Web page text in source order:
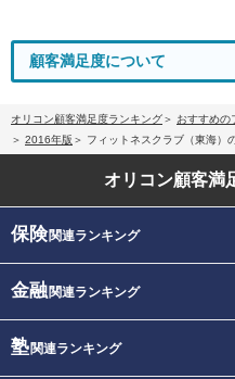
顧客満足度について
オリコン顧客満足度ランキング
おすすめの
2016年版
フィットネスクラブ（東海）
オリコン顧客満
保険関連ランキング
金融関連ランキング
塾関連ランキング